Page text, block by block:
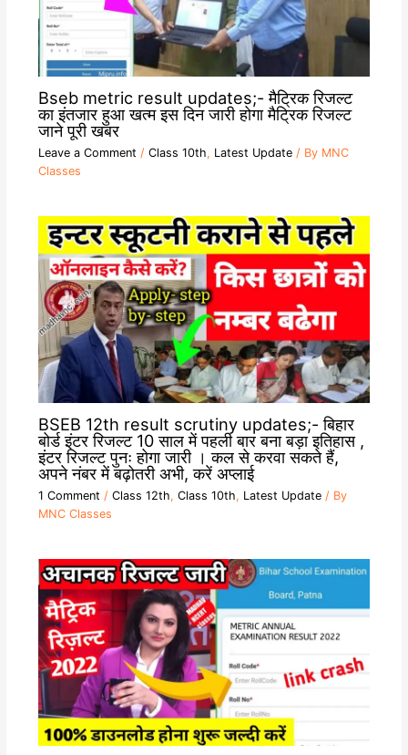
Bseb metric result updates;- मैट्रिक रिजल्ट
का इंतजार हुआ खत्म इस दिन जारी होगा मैट्रिक रिजल्ट
जाने पूरी खबर
Leave a Comment / Class 10th, Latest Update/ By MNC
Classes
BSEB 12th result scrutiny updates;- बिहार
बोर्ड इंटर रिजल्ट 10 साल में पहली बार बना बड़ा इतिहास ,
इंटर रिजल्ट पुनः होगा जारी । कल से करवा सकते हैं,
अपने नंबर में बढ़ोतरी अभी, करें अप्लाई
1 Comment / Class 12th, Class 10th, Latest Update/ By
MNC Classes